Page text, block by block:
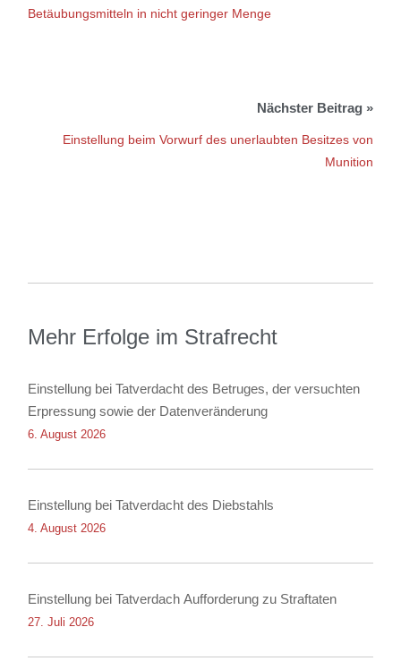
Betäubungsmitteln in nicht geringer Menge
Einstellung beim Vorwurf des unerlaubten Besitzes von
Munition
Mehr Erfolge im Strafrecht
Einstellung bei Tatverdacht des Betruges, der versuchten
Erpressung sowie der Datenveränderung
6. August 2026
Einstellung bei Tatverdacht des Diebstahls
4. August 2026
Einstellung bei Tatverdach Aufforderung zu Straftaten
27. Juli 2026